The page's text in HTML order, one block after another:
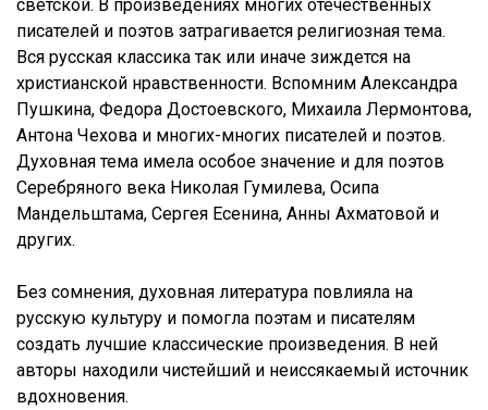
светской. В произведениях многих отечественных
писателей и поэтов затрагивается религиозная тема.
Вся русская классика так или иначе зиждется на
христианской нравственности. Вспомним Александра
Пушкина, Федора Достоевского, Михаила Лермонтова,
Антона Чехова и многих-многих писателей и поэтов.
Духовная тема имела особое значение и для поэтов
Серебряного века Николая Гумилева, Осипа
Мандельштама, Сергея Есенина, Анны Ахматовой и
других.
Без сомнения, духовная литература повлияла на
русскую культуру и помогла поэтам и писателям
создать лучшие классические произведения. В ней
авторы находили чистейший и неиссякаемый источник
вдохновения.